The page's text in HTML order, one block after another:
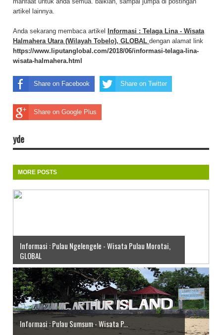
artikel lainnya.
Anda sekarang membaca artikel
Informasi : Telaga Lina - Wisata
Halmahera Utara (Wilayah Tobelo), GLOBAL dengan alamat link
https://www.liputanglobal.com/2018/06/informasi-telaga-lina-
wisata-halmahera.html
Share on Facebook Share on Twitter
Share on Google Plus
yde
MORE POSTS
Informasi : Pulau Ngelengele - Wisata Pulau Morotai,
GLOBAL
Informasi : Pulau Sumsum - Wisata P...